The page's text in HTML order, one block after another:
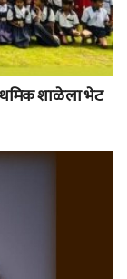
शाळेला भेट